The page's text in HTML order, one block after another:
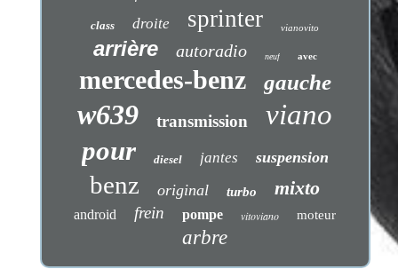
class droite sprinter vianovito
arrière autoradio neuf avec
mercedes-benz gauche
w639 transmission viano
pour diesel jantes suspension
benz original turbo mixto
android frein pompe vitoviano moteur
arbre